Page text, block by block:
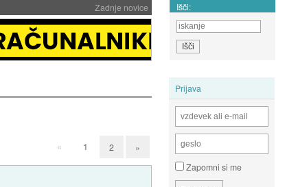
Zadnje novice Išči:
Prijava
Zapomni si me
« 1 2 »